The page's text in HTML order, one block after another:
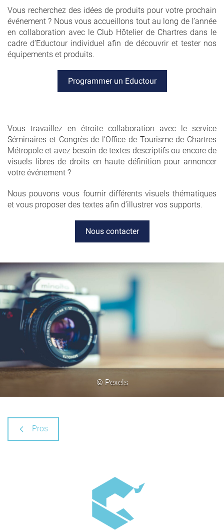
Vous recherchez des idées de produits pour votre prochain
événement ? Nous vous accueillons tout au long de l’année
en collaboration avec le Club Hôtelier de Chartres dans le
cadre d’Eductour individuel afin de découvrir et tester nos
équipements et produits.
Programmer un Eductour
Vous travaillez en étroite collaboration avec le service
Séminaires et Congrès de l’Office de Tourisme de Chartres
Métropole et avez besoin de textes descriptifs ou encore de
visuels libres de droits en haute définition pour annoncer
votre événement ?
Nous pouvons vous fournir différents visuels thématiques
et vous proposer des textes afin d’illustrer vos supports.
Nous contacter
© Pexels
Pros